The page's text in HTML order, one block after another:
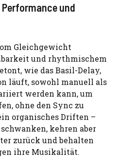
und
Gleichgewicht
und rhythmischem
wie das Basil-Delay,
läuft, sowohl manuell als
werden kann, um
ohne den Sync zu
organisches Driften –
kehren aber
zurück und behalten
ihre Musikalität.